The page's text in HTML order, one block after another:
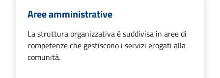
Aree amministrative
La struttura organizzativa è suddivisa in aree di
competenze che gestiscono i servizi erogati alla
comunità.